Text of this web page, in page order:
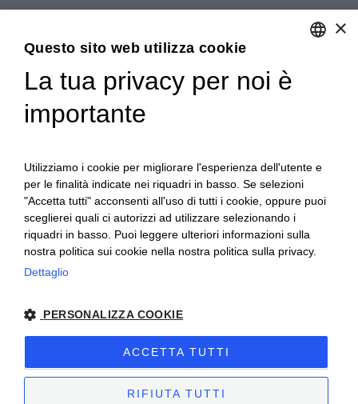
Ceretto Aziende Vitivinicole S.r.l. | Strada
Cassiano, 34 | 12051 Alba (CN) | Tel.
+39.0173.282582 |ceretto@ceretto.com
Visite: Tel. +39 0173 268033 |
visit@ceretto.com
×
Questo sito web utilizza cookie
La tua privacy per noi è
importante
Utilizziamo i cookie per migliorare l'esperienza dell'utente e
per le finalità indicate nei riquadri in basso. Se selezioni
"Accetta tutti" acconsenti all'uso di tutti i cookie, oppure puoi
sceglierei quali ci autorizzi ad utilizzare selezionando i
riquadri in basso. Puoi leggere ulteriori informazioni sulla
nostra politica sui cookie nella nostra politica sulla privacy.
Dettaglio
PERSONALIZZA COOKIE
ACCETTA TUTTI
RIFIUTA TUTTI